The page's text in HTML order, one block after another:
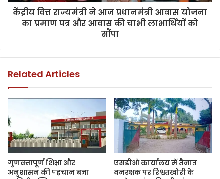
केंद्रीय वित्त राज्यमंत्री ने आज प्रधानमंत्री आवास योजना
का प्रमाण पत्र और आवास की चाभी लाभार्थियों को
सौंपा
Related Articles
गुणवत्तापूर्ण शिक्षा और
अनुशासन की पहचान बना
एसडीओ कार्यालय में तैनात
वनरक्षक पर रिश्वतखोरी के